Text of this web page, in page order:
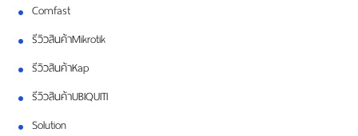
Comfast
รีวิวสินค้าMikrotik
รีวิวสินค้าKap
รีวิวสินค้าUBIQUITI
Solution